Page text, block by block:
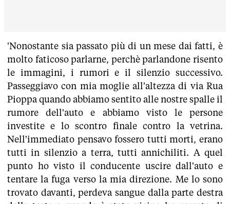
'Nonostante sia passato più di un mese dai fatti, è
molto faticoso parlarne, perchè parlandone risento
le immagini, i rumori e il silenzio successivo.
Passeggiavo con mia moglie all'altezza di via Rua
Pioppa quando abbiamo sentito alle nostre spalle il
rumore dell'auto e abbiamo visto le persone
investite e lo scontro finale contro la vetrina.
Nell'immediato pensavo fossero tutti morti, erano
tutti in silenzio a terra, tutti annichiliti. A quel
punto ho visto il conducente uscire dall'auto e
tentare la fuga verso la mia direzione. Me lo sono
trovato davanti, perdeva sangue dalla parte destra